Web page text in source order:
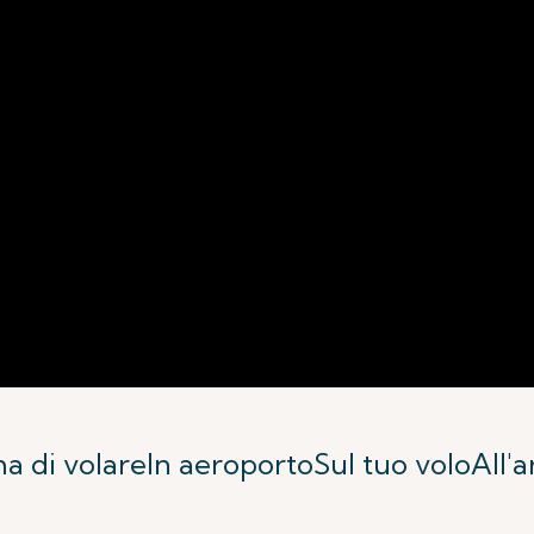
di volareIn aeroportoSul tuo volo